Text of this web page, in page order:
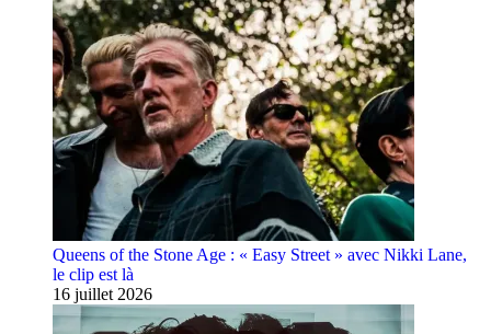
Queens of the Stone Age : « Easy Street » avec Nikki Lane,
le clip est là
16 juillet 2026